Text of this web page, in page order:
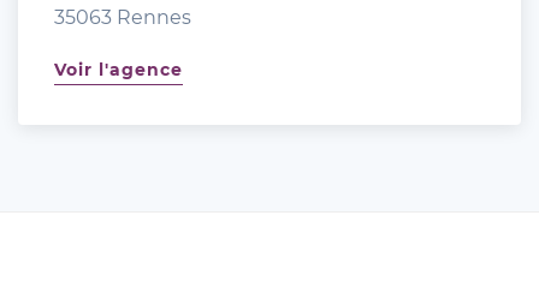
35063 Rennes
Voir l'agence